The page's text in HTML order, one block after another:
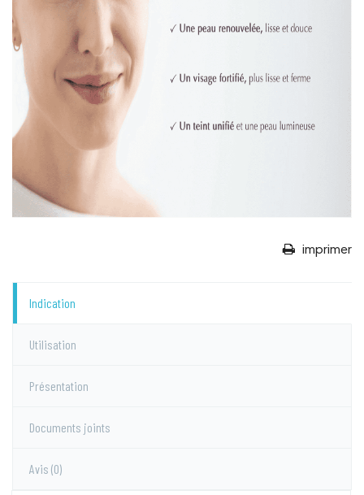
imprimer
Indication
Utilisation
Présentation
Documents joints
Avis (0)